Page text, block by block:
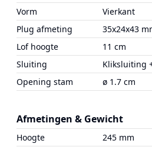
Vorm
Vierkant
Plug afmeting
35x24x43
Lof hoogte
11 cm
Sluiting
Kliksluiting
Opening stam
ø 1.7 cm
Afmetingen & Gewicht
Hoogte
245 mm